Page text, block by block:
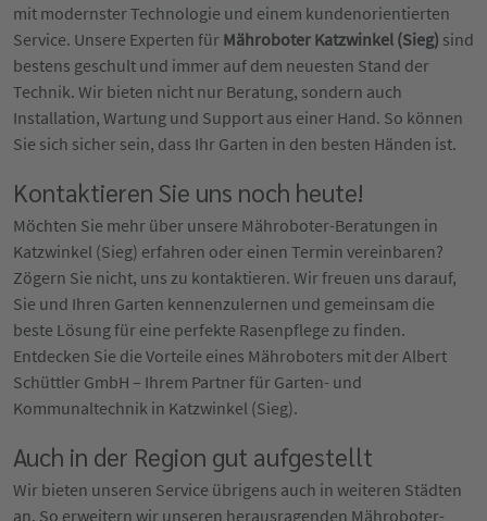
mit modernster Technologie und einem kundenorientierten
Service. Unsere Experten für Mähroboter Katzwinkel (Sieg) sind
bestens geschult und immer auf dem neuesten Stand der
Technik. Wir bieten nicht nur Beratung, sondern auch
Installation, Wartung und Support aus einer Hand. So können
Sie sich sicher sein, dass Ihr Garten in den besten Händen ist.
Kontaktieren Sie uns noch heute!
Möchten Sie mehr über unsere Mähroboter-Beratungen in
Katzwinkel (Sieg) erfahren oder einen Termin vereinbaren?
Zögern Sie nicht, uns zu kontaktieren. Wir freuen uns darauf,
Sie und Ihren Garten kennenzulernen und gemeinsam die
beste Lösung für eine perfekte Rasenpflege zu finden.
Entdecken Sie die Vorteile eines Mähroboters mit der Albert
Schüttler GmbH – Ihrem Partner für Garten- und
Kommunaltechnik in Katzwinkel (Sieg).
Auch in der Region gut aufgestellt
Wir bieten unseren Service übrigens auch in weiteren Städten
an. So erweitern wir unseren herausragenden Mähroboter-